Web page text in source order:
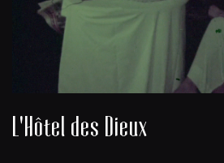
L'Hôtel des Dieux